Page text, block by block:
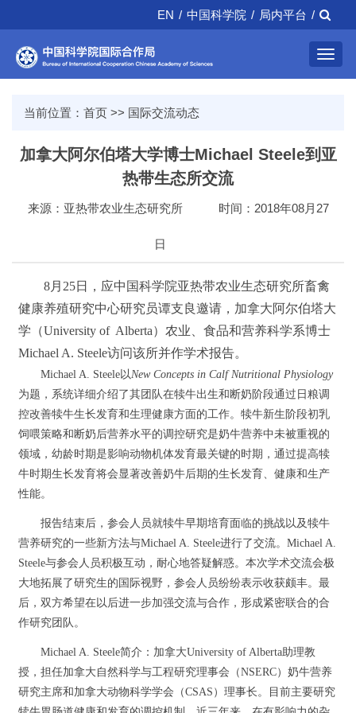
EN / 中国科学院 / 局内平台 /
当前位置： 首页 >> 国际交流动态
加拿大阿尔伯塔大学博士Michael Steele到亚
热带生态所交流
来源：亚热带农业生态研究所 时间：2018年08月27
日
8月25日，应中国科学院亚热带农业生态研究所畜禽
健康养殖研究中心研究员谭支良邀请，加拿大阿尔伯塔大
学（University of Alberta）农业、食品和营养科学系博士
Michael A. Steele访问该所并作学术报告。
Michael A. Steele以New Concepts in Calf Nutritional Physiology
为题，系统详细介绍了其团队在犊牛出生和断奶阶段通过日粮调
控改善犊牛生长发育和生理健康方面的工作。犊牛新生阶段初乳
饲喂策略和断奶后营养水平的调控研究是奶牛营养中未被重视的
领域，幼龄时期是影响动物机体发育最关键的时期，通过提高犊
牛时期生长发育将会显著改善奶牛后期的生长发育、健康和生产
性能。
报告结束后，参会人员就犊牛早期培育面临的挑战以及犊牛
营养研究的一些新方法与Michael A. Steele进行了交流。Michael A.
Steele与参会人员积极互动，耐心地答疑解惑。本次学术交流会极
大地拓展了研究生的国际视野，参会人员纷纷表示收获颇丰。最
后，双方希望在以后进一步加强交流与合作，形成紧密联合的合
作研究团队。
Michael A. Steele简介：加拿大University of Alberta助理教
授，担任加拿大自然科学与工程研究理事会（NSERC）奶牛营养
研究主席和加拿大动物科学学会（CSAS）理事长。目前主要研究